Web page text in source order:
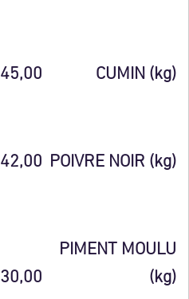
CUMIN (kg)
45,00
POIVRE NOIR (kg)
42,00
PIMENT MOULU
(kg)
30,00